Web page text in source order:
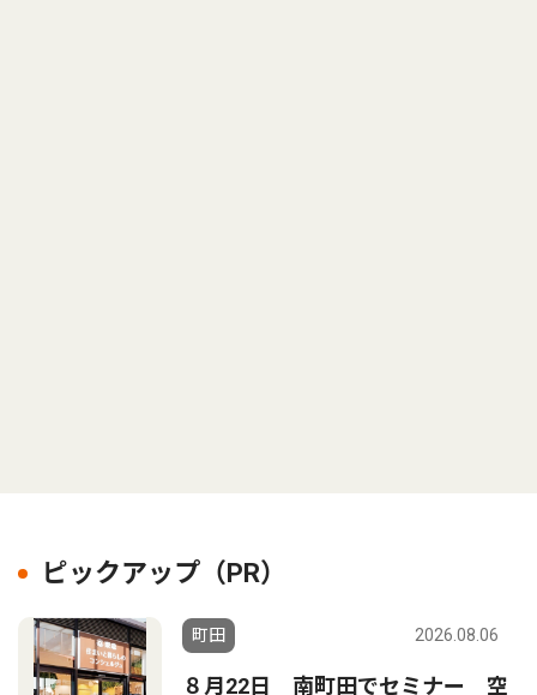
ピックアップ（PR）
町田 2026.08.06
８月22日 南町田でセミナー 空